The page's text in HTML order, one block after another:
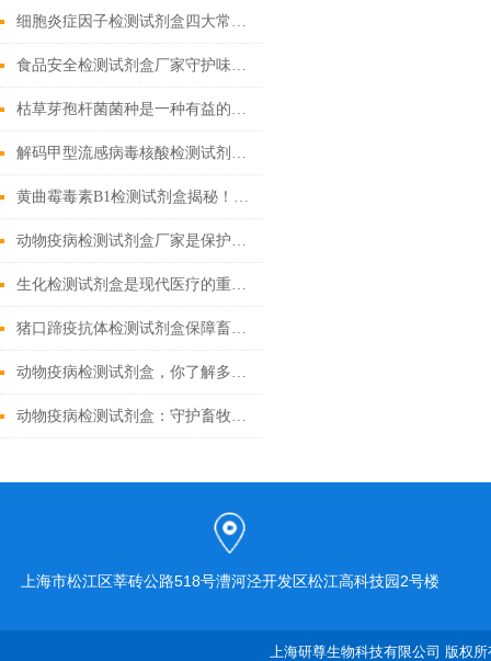
细胞炎症因子检测试剂盒四大常见问题解决办法
食品安全检测试剂盒厂家守护味蕾的守护者
枯草芽孢杆菌菌种是一种有益的土壤微生物
解码甲型流感病毒核酸检测试剂盒奥秘，精准锁定病毒
黄曲霉毒素B1检测试剂盒揭秘！精准锁定隐患
动物疫病检测试剂盒厂家是保护动物健康的重要环节
生化检测试剂盒是现代医疗的重要工具
猪口蹄疫抗体检测试剂盒保障畜牧业健康发展的重要工具
动物疫病检测试剂盒，你了解多少？
动物疫病检测试剂盒：守护畜牧业健康
上海市松江区莘砖公路518号漕河泾开发区松江高科技园2号楼
上海研尊生物科技有限公司 版权